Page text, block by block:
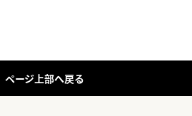
ページ上部へ戻る